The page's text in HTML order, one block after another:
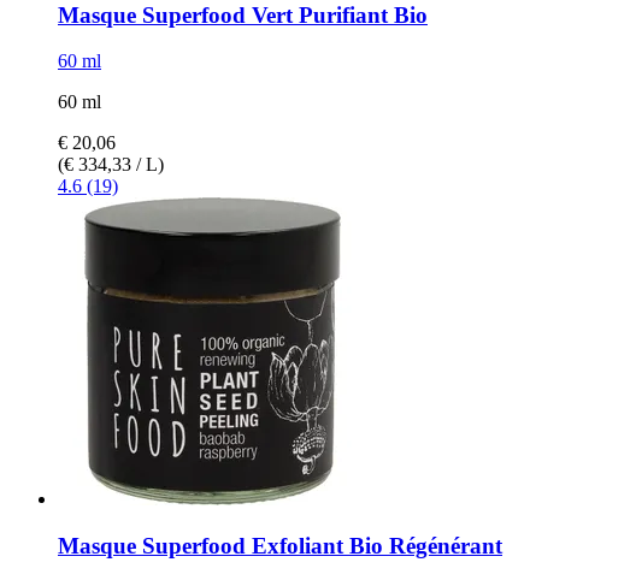
Masque Superfood Vert Purifiant Bio
60 ml
60 ml
€ 20,06
(€ 334,33 / L)
4.6 (19)
Masque Superfood Exfoliant Bio Régénérant